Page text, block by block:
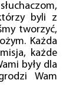
byli z
tworzyć,
Każda
każde
były dla
Wam